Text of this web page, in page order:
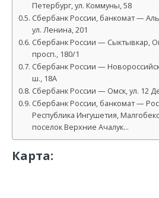
Петербург, ул. Коммуны, 58
Сбербанк России, банкомат —
ул. Ленина, 201
Сбербанк России — Сыктывкар,
просп., 180/1
Сбербанк России —
ш., 18А
Сбербанк России — Омск, ул. 12
Сбербанк России, банкомат —
Республика Ингушетия,
поселок Верхние Ачалук…
Карта: